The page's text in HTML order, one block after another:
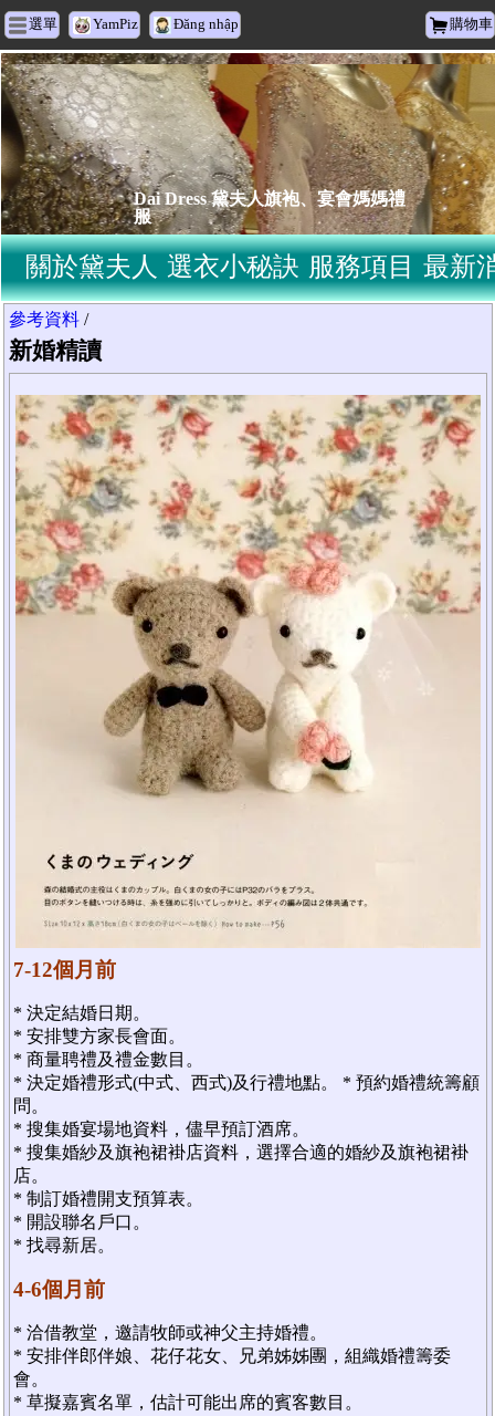
選單 YamPiz Đăng nhập 購物車
Dai Dress 黛夫人旗袍、宴會媽媽禮
服
關於黛夫人 選衣小秘訣 服務項目 最新
參考資料 /
新婚精讀
7-12個月前
* 決定結婚日期。
* 安排雙方家長會面。
* 商量聘禮及禮金數目。
* 決定婚禮形式(中式、西式)及行禮地點。 * 預約婚禮統籌顧
問。
* 搜集婚宴場地資料，儘早預訂酒席。
* 搜集婚紗及旗袍裙褂店資料，選擇合適的婚紗及旗袍裙褂
店。
* 制訂婚禮開支預算表。
* 開設聯名戶口。
* 找尋新居。
4-6個月前
* 洽借教堂，邀請牧師或神父主持婚禮。
* 安排伴郎伴娘、花仔花女、兄弟姊姊團，組織婚禮籌委
會。
* 草擬嘉賓名單，估計可能出席的賓客數目。